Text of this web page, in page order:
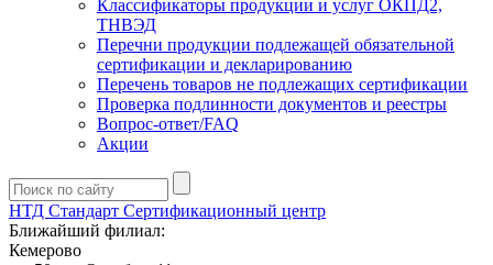
Классификаторы продукции и услуг ОКПД2,
ТНВЭД
Перечни продукции подлежащей обязательной
сертификации и декларированию
Перечень товаров не подлежащих сертификации
Проверка подлинности документов и реестры
Вопрос-ответ/FAQ
Акции
НТД Стандарт Сертификационный центр
Ближайший филиал:
Кемерово